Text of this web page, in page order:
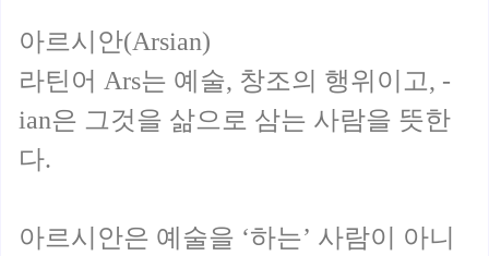
아르시안(Arsian)
라틴어 Ars는 예술, 창조의 행위이고, -
ian은 그것을 삶으로 삼는 사람을 뜻한
다.
아르시안은 예술을 ‘하는’ 사람이 아니